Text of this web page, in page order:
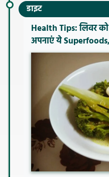
डाइट
Health Tips: लिवर
अपनाएं ये